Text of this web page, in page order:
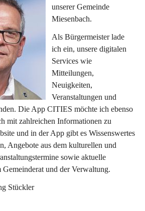
unserer Gemeinde
Miesenbach.
Als Bürgermeister lade
ich ein, unsere digitalen
Services wie
Mitteilungen,
Neuigkeiten,
Veranstaltungen und
Die App CITIES möchte ich ebenso
mit zahlreichen Informationen zu
und in der App gibt es Wissenswertes
Angebote aus dem kulturellen und
sowie aktuelle
und der Verwaltung.
Stückler